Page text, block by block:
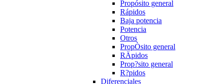
Propósito general
Rápidos
Baja potencia
Potencia
Otros
PropÒsito general
RÄpidos
Prop?sito general
R?pidos
Diferenciales